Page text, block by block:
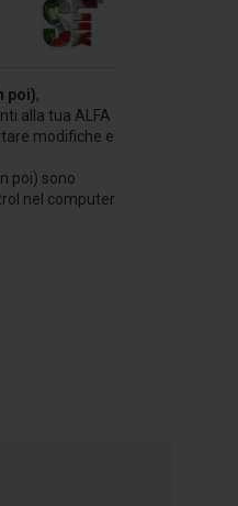
poi),
alla tua ALFA
modifiche e
poi) sono
nel computer